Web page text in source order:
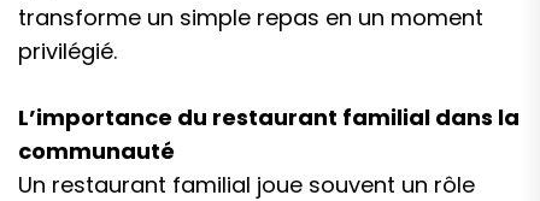
transforme un simple repas en un moment
privilégié.
L’importance du restaurant familial dans la
communauté
Un restaurant familial joue souvent un rôle